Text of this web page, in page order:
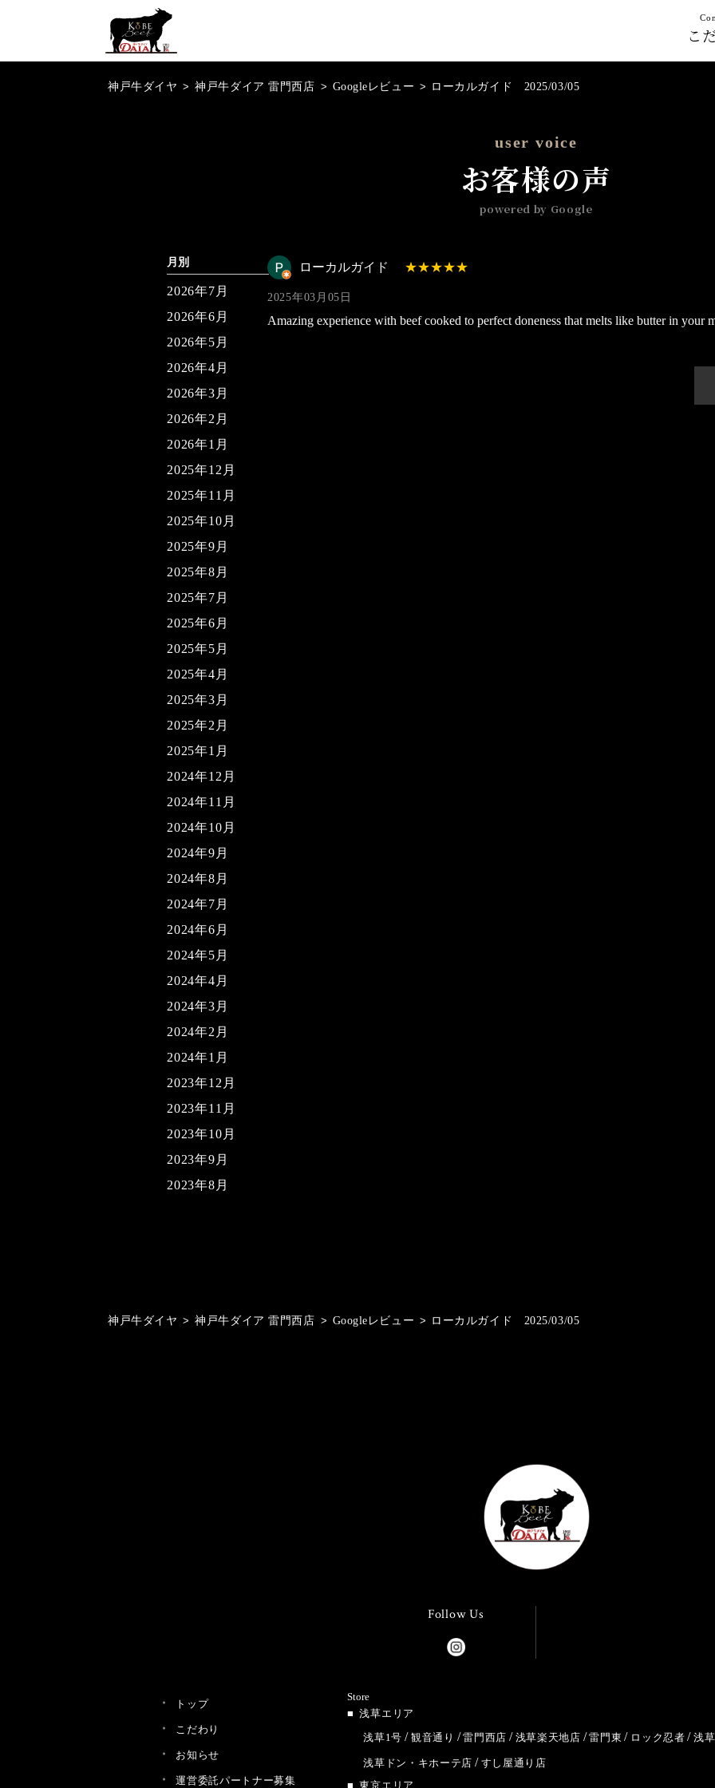
こ
神戸牛ダイヤ > 神戸牛ダイア 雷門西店 > Googleレビュー > ローカルガイド 2025/03/05
user voice
お客様の声
powered by Google
ローカルガイド
2025年03月05日
Amazing experience with beef cooked to perfect doneness that melts like butter in your
月別
2026年7月
2026年6月
2026年5月
2026年4月
2026年3月
2026年2月
2026年1月
2025年12月
2025年11月
2025年10月
2025年9月
2025年8月
2025年7月
2025年6月
2025年5月
2025年4月
2025年3月
2025年2月
2025年1月
2024年12月
2024年11月
2024年10月
2024年9月
2024年8月
2024年7月
2024年6月
2024年5月
2024年4月
2024年3月
2024年2月
2024年1月
2023年12月
2023年11月
2023年10月
2023年9月
2023年8月
神戸牛ダイヤ > 神戸牛ダイア 雷門西店 > Googleレビュー > ローカルガイド 2025/03/05
Follow Us
トップ
こだわり
お知らせ
運営委託パートナー募集
Store
浅草エリア
浅草1号
観音通り 雷門西店 浅草楽天地店 雷門東 ロック忍者 浅
浅草ドン・キホーテ店
すし屋通り店
東京エリア